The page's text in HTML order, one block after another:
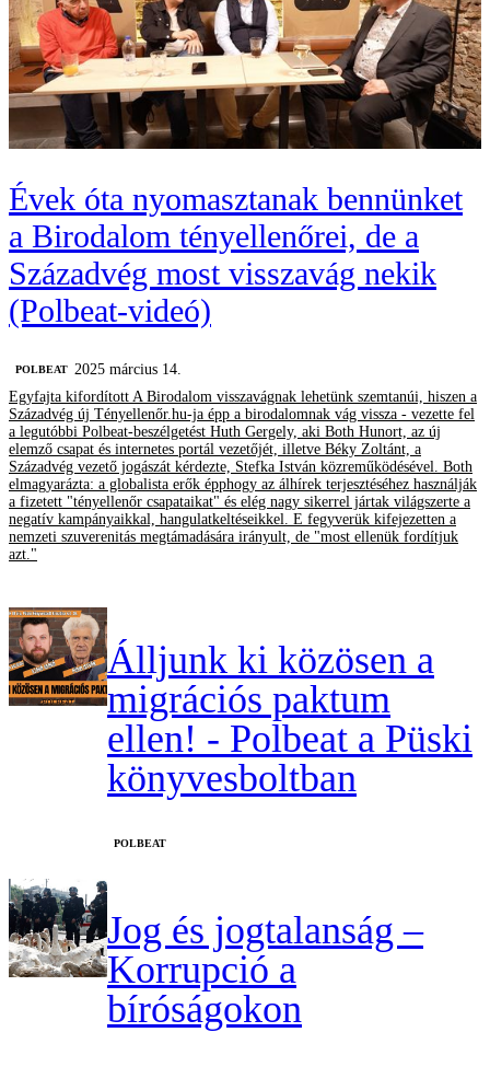
Évek óta nyomasztanak bennünket
a Birodalom tényellenőrei, de a
Századvég most visszavág nekik
(Polbeat-videó)
‎POLBEAT
2025 március 14.
Egyfajta kifordított A Birodalom visszavágnak lehetünk szemtanúi, hiszen a
Századvég új Tényellenőr.hu-ja épp a birodalomnak vág vissza - vezette fel
a legutóbbi Polbeat-beszélgetést Huth Gergely, aki Both Hunort, az új
elemző csapat és internetes portál vezetőjét, illetve Béky Zoltánt, a
Századvég vezető jogászát kérdezte, Stefka István közreműködésével. Both
elmagyarázta: a globalista erők épphogy az álhírek terjesztéséhez használják
a fizetett "tényellenőr csapataikat" és elég nagy sikerrel jártak világszerte a
negatív kampányaikkal, hangulatkeltéseikkel. E fegyverük kifejezetten a
nemzeti szuverenitás megtámadására irányult, de "most ellenük fordítjuk
azt."
Álljunk ki közösen a
migrációs paktum
ellen! - Polbeat a Püski
könyvesboltban
‎POLBEAT
Jog és jogtalanság –
Korrupció a
bíróságokon